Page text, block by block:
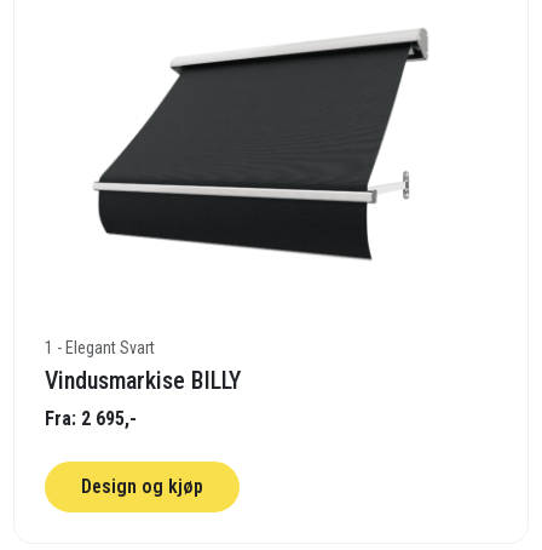
1 - Elegant Svart
Vindusmarkise BILLY
Fra: 2 695,-
Design og kjøp